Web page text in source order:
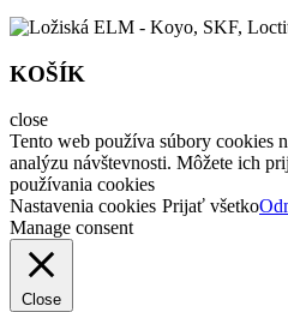
KOŠÍK
close
Tento web používa súbory cookies
analýzu návštevnosti. Môžete ich
používania cookies
Nastavenia cookies Prijať všetko
Manage consent
Close